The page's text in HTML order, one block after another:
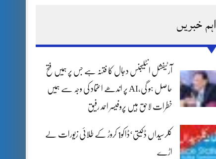
اہم خبریں
آرٹیفشل انٹلیجنس دجال کا فتنہ ہے جس پر ہمیں فتح
حاصل ہو گی،AI پر اندھے اعتماد کی وجہ سے ہمیں
خطرات لاحق ہیں پروفیسر احمد رفیق
کلرسیداں ڈکیتی‘ڈاکو1 کروڑ کے طلائی زیورات لے
اڑے